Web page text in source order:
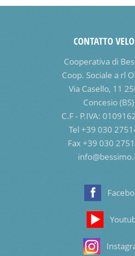
CONTATTO
Cooperativa di
Coop. Sociale a rl
Via Casello, 11
Concesio (BS)
C.F - P.IVA:
Tel +39 030
Fax +39 030